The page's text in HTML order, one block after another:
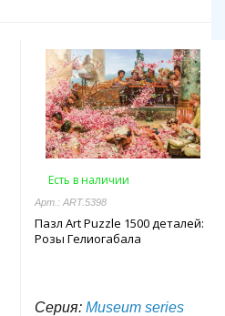
Есть в наличии
Арт.: ART.5398
Пазл Art Puzzle 1500 деталей:
Розы Гелиогабала
Серия: Museum series